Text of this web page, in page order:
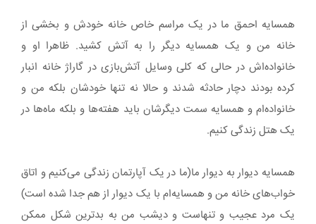
همسایه احمق ما در یک مراسم خاص خانه خودش و بخشی از
خانه من و یک همسایه دیگر را به آتش کشید. ظاهرا او و
خانواده‌اش در حالی که کلی وسایل آتش‌بازی در گاراژ خانه انبار
کرده بودند دچار حادثه شدند و حالا نه تنها خودشان بلکه من و
خانواده‌ام و همسایه سمت دیگرشان باید هفته‌ها و بلکه ماه‌ها در
یک هتل زندگی کنیم.
همسایه دیوار به دیوار ما(ما در یک آپارتمان زندگی می‌کنیم و اتاق
خواب‌های خانه من و همسایه‌ام با یک دیوار از هم جدا شده است)
یک مرد عجیب و تنهاست و دیشب من به بدترین شکل ممکن